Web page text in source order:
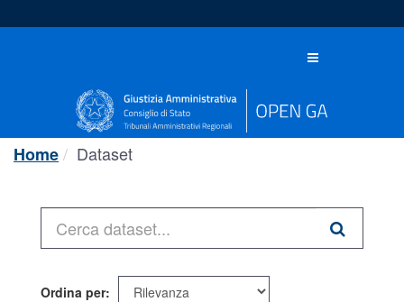
al
Toggle
Home Dataset
Ordina per